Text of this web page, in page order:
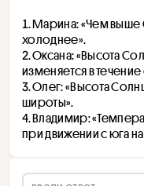
Марина: «Чем выше
холоднее».
Оксана: «Высота
изменяется в течение
Олег: «Высота
широты».
Владимир:
при движении с юга